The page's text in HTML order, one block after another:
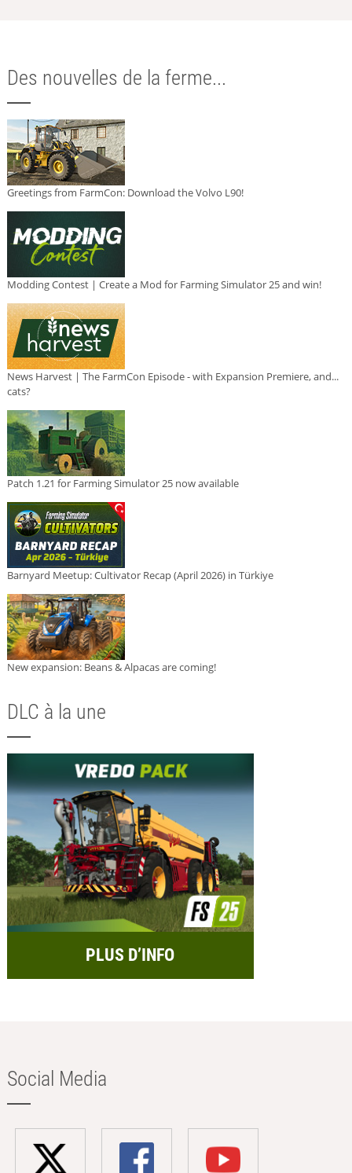
Des nouvelles de la ferme...
Greetings from FarmCon: Download the Volvo L90!
Modding Contest | Create a Mod for Farming Simulator 25 and win!
News Harvest | The FarmCon Episode - with Expansion Premiere, and...
cats?
Patch 1.21 for Farming Simulator 25 now available
Barnyard Meetup: Cultivator Recap (April 2026) in Türkiye
New expansion: Beans & Alpacas are coming!
DLC à la une
PLUS D’INFO
Social Media